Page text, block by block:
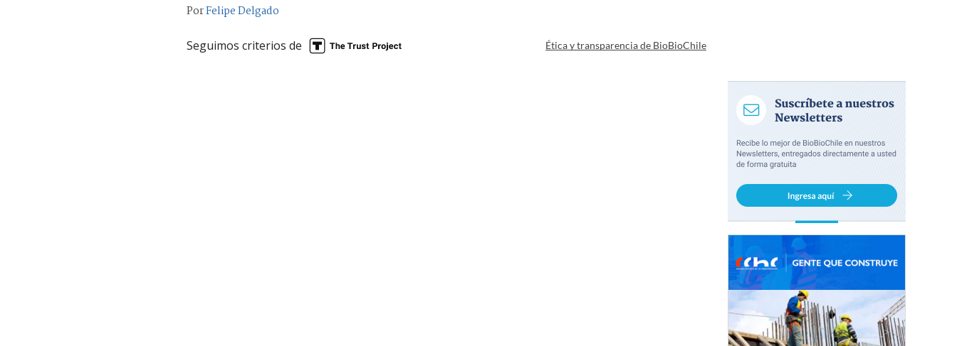
PorFelipe Delgado
Seguimos criterios de Ética y transparencia de BioBioChile